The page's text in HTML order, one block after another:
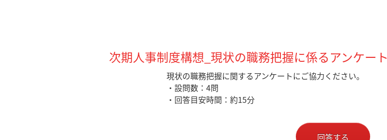
次期人事制度構想_現状の職務把握に係るアンケー
現状の職務把握に関するアンケートにご協力ください。
・設問数：4問
・回答目安時間：約15分
回答する